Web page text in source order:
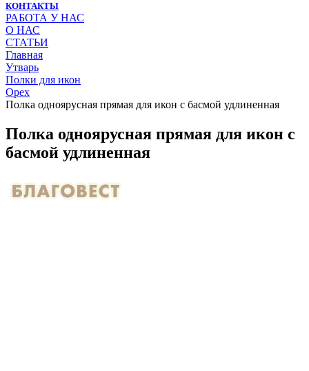
КОНТАКТЫ
РАБОТА У НАС
О НАС
СТАТЬИ
Главная
Утварь
Полки для икон
Орех
Полка одноярусная прямая для икон с басмой удлиненная
Полка одноярусная прямая для икон с
басмой удлиненная